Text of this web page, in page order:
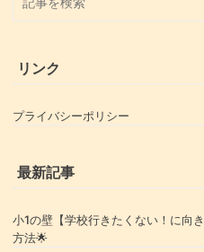
リンク
プライバシーポリシー
最新記事
小1の壁【学校行きたくない！に向
方法🌟